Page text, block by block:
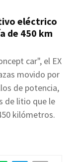
eléctrico
de 450 km
car", el EX
movido por
de potencia,
de litio que le
kilómetros.